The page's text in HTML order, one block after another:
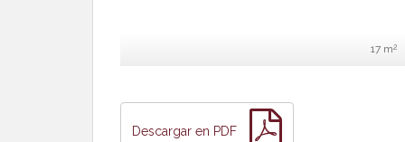
17 m2
Descargar en PDF